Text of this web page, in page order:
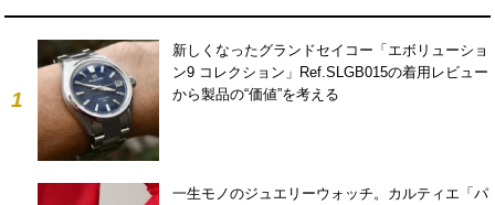
1
新しくなったグランドセイコー「エボリューショ
ン9 コレクション」Ref.SLGB015の着用レビュー
から製品の“価値”を考える
一生モノのジュエリーウォッチ。カルティエ「パ